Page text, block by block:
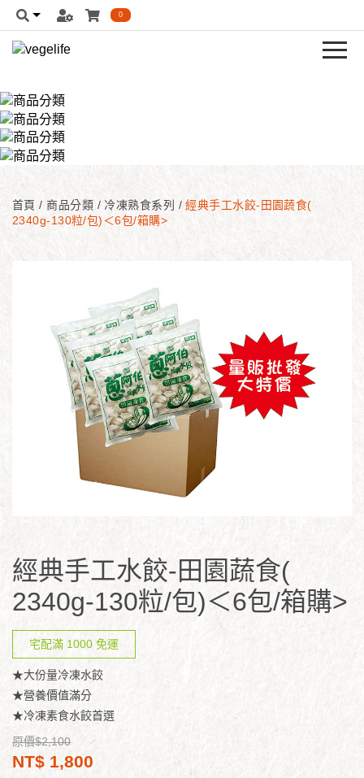
0
首頁/ 商品分類 /冷凍熟食系列 / 經典手工水餃-田園蔬食(
2340g-130粒/包)＜6包/箱購>
經典手工水餃-田園蔬食(
2340g-130粒/包)＜6包/箱購>
宅配滿 1000 免運
★大份量冷凍水餃
★營養價值滿分
★冷凍素食水餃首選
原價$2,100
NT$ 1,800